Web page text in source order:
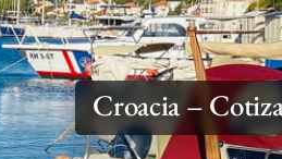
Croacia –